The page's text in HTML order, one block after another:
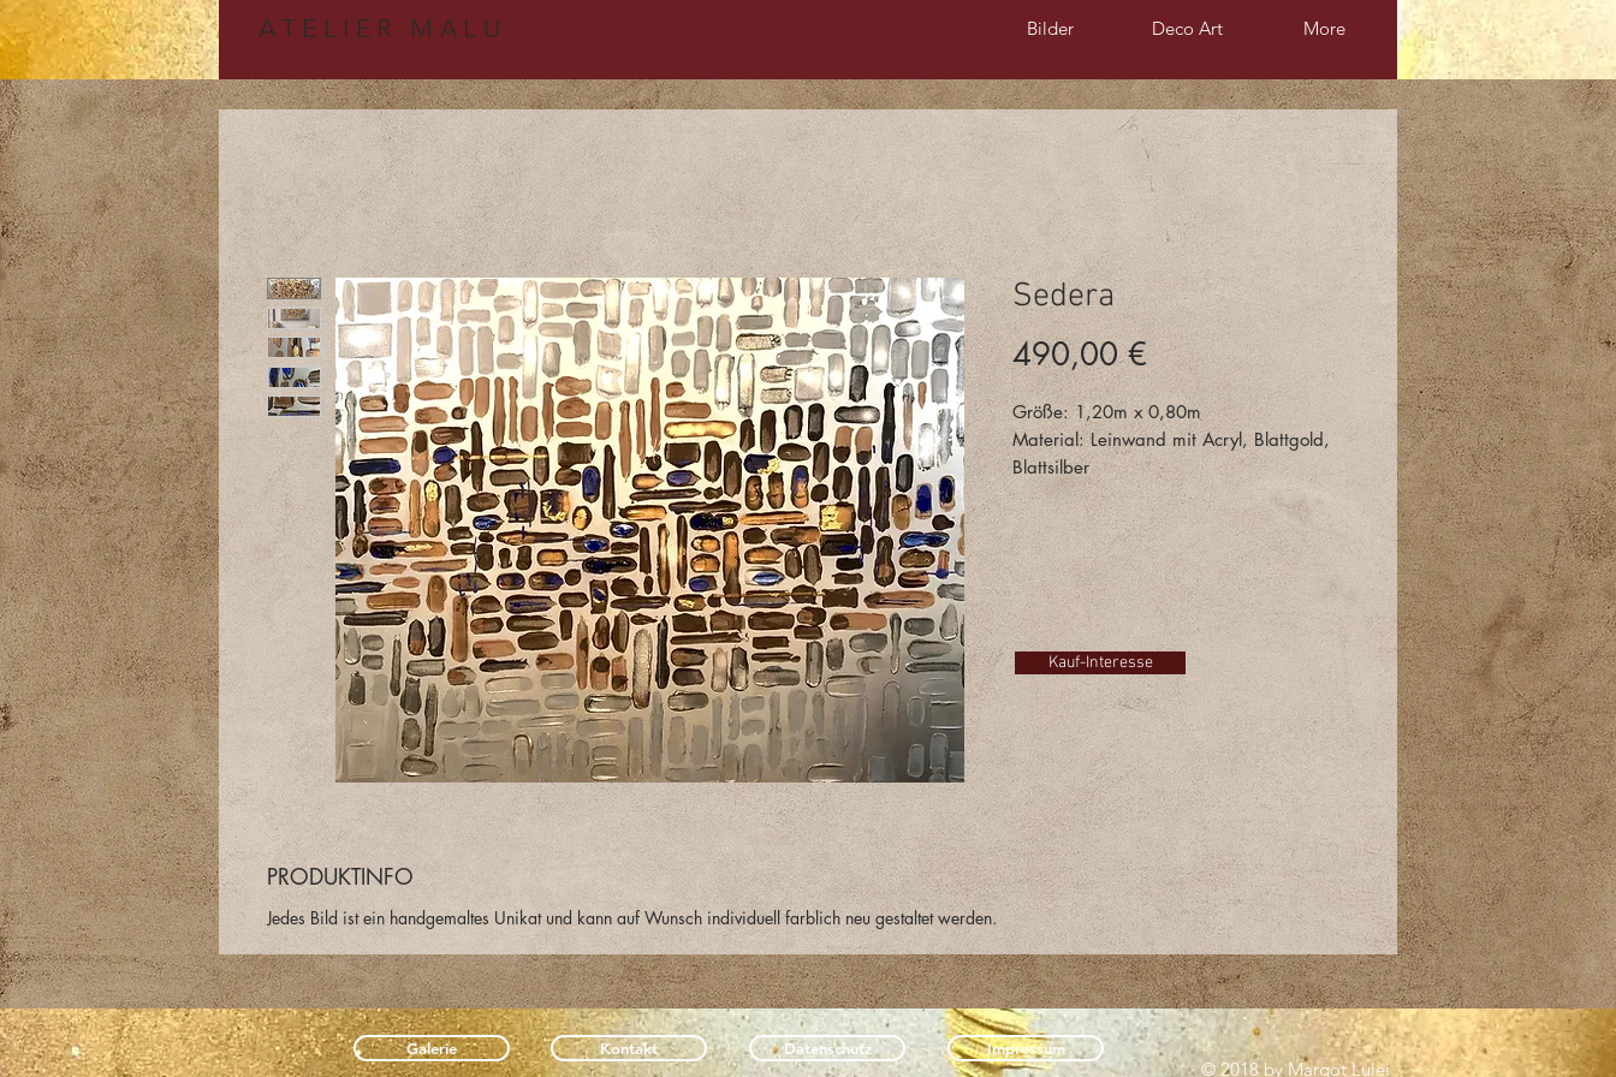
A TELIER MALU Bilder Deco Art More
Sedera
490,00 €Preis
Größe: 1,20m x 0,80m
Material: Leinwand mit Acryl, Blattgold,
Blattsilber
Interesse am Kauf dieses Bildes?
Klicken Sie auf den Button und schreiben
Sie mir einfach eine E-Mail!
PRODUKTINFO
Jedes Bild ist ein handgemaltes Unikat und kann auf Wunsch individuell farblich neu gestaltet werden.
Kauf-Interesse
Galerie Kontakt Datenschutz Impressum
© 2018 by Margot Lulei